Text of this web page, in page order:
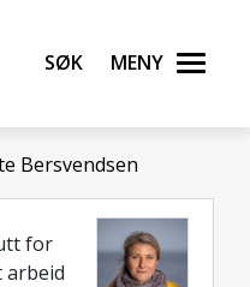
Søk Meny
Bersvendsen
for
arbeid